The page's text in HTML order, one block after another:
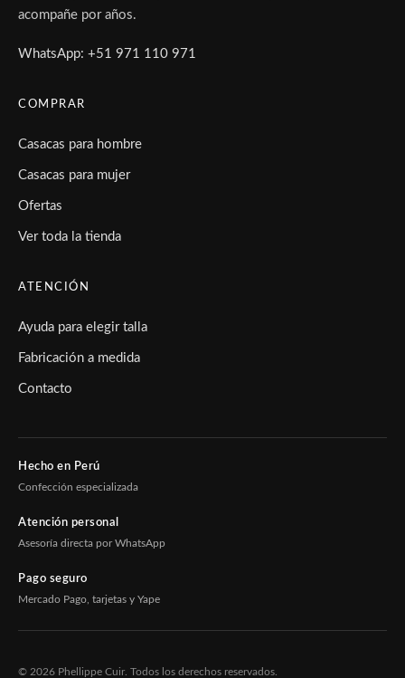
acompañe por años.
WhatsApp: +51 971 110 971
COMPRAR
Casacas para hombre
Casacas para mujer
Ofertas
Ver toda la tienda
ATENCIÓN
Ayuda para elegir talla
Fabricación a medida
Contacto
Hecho en Perú
Confección especializada
Atención personal
Asesoría directa por WhatsApp
Pago seguro
Mercado Pago, tarjetas y Yape
© 2026 Phellippe Cuir. Todos los derechos reservados.